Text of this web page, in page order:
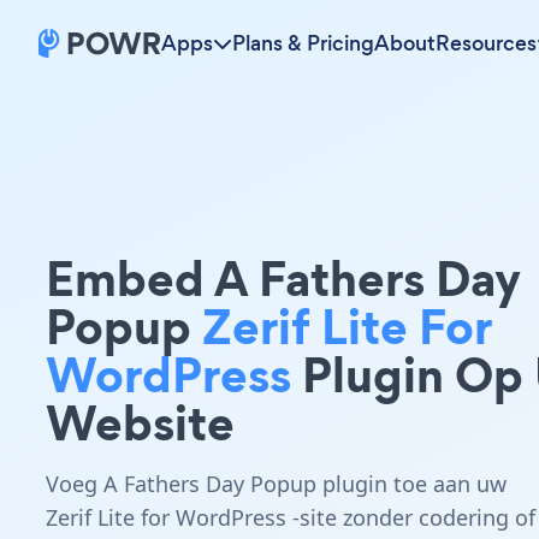
Apps Plans & PricingAboutResources
Embed A Fathers Day
PopupZerif Lite For
WordPress Plugin Op
Website
Voeg A Fathers Day Popup plugin toe aan uw
Zerif Lite for WordPress -site zonder codering of